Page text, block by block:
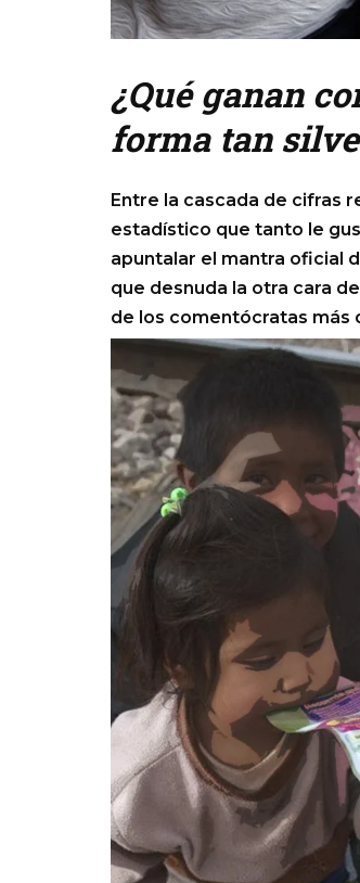
¿Qué ganan
forma tan
Entre la cascada de cifras
estadístico que tanto le
apuntalar el mantra oficial
que desnuda la otra cara
de los comentócratas más